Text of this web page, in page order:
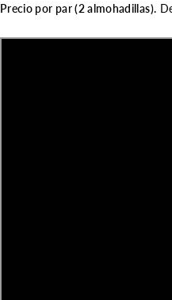
Precio por par (2 almohadillas).